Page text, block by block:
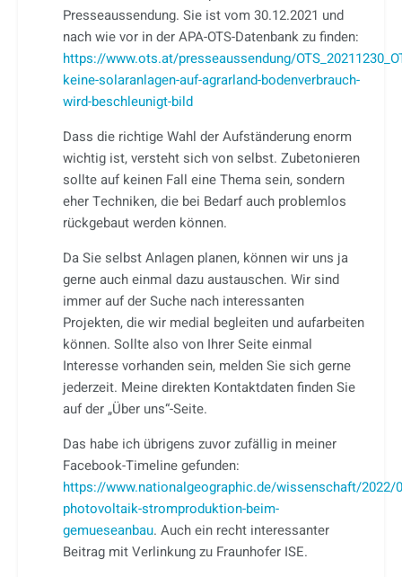
Presseaussendung. Sie ist vom 30.12.2021 und
nach wie vor in der APA-OTS-Datenbank zu finden:
https://www.ots.at/presseaussendung/
keine-solaranlagen-auf-agrarland-bodenverbrauch-
wird-beschleunigt-bild
Dass die richtige Wahl der Aufständerung enorm
wichtig ist, versteht sich von selbst. Zubetonieren
sollte auf keinen Fall eine Thema sein, sondern
eher Techniken, die bei Bedarf auch problemlos
rückgebaut werden können.
Da Sie selbst Anlagen planen, können wir uns ja
gerne auch einmal dazu austauschen. Wir sind
immer auf der Suche nach interessanten
Projekten, die wir medial begleiten und aufarbeiten
können. Sollte also von Ihrer Seite einmal
Interesse vorhanden sein, melden Sie sich gerne
jederzeit. Meine direkten Kontaktdaten finden Sie
auf der „Über uns“-Seite.
Das habe ich übrigens zuvor zufällig in meiner
Facebook-Timeline gefunden:
https://www.nationalgeographic.de/wissenschaft/2022/
photovoltaik-stromproduktion-beim-
gemueseanbau. Auch ein recht interessanter
Beitrag mit Verlinkung zu Fraunhofer ISE.